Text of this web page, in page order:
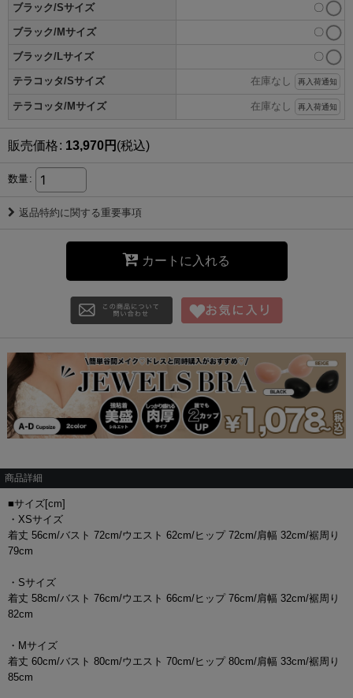
ブラック/Sサイズ 〇
ブラック/Mサイズ 〇
ブラック/Lサイズ 〇
テラコッタ/Sサイズ 在庫なし 再入荷通知
テラコッタ/Mサイズ 在庫なし 再入荷通知
販売価格: 13,970円 (税込)
数量:
返品特約に関する重要事項
カートに入れる
商品詳細
■サイズ[cm]
・XSサイズ
着丈 56cm/バスト 72cm/ウエスト 62cm/ヒップ 72cm/肩幅 32cm/裾周り
79cm
・Sサイズ
着丈 58cm/バスト 76cm/ウエスト 66cm/ヒップ 76cm/肩幅 32cm/裾周り
82cm
・Mサイズ
着丈 60cm/バスト 80cm/ウエスト 70cm/ヒップ 80cm/肩幅 33cm/裾周り
85cm